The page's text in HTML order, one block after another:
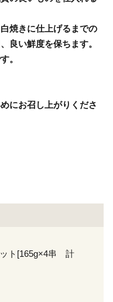
焼きに仕上げるまでの
良い鮮度を保ちます。
。
にお召し上がりくださ
ット[165g×4串 計